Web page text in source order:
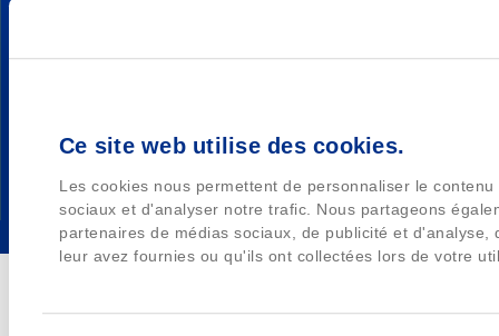
Ce site web utilise des cookies.
Les cookies nous permettent de personnaliser le
sociaux et d'analyser notre trafic. Nous partageons
partenaires de médias sociaux, de publicité et
leur avez fournies ou qu'ils ont collectées lors de votre